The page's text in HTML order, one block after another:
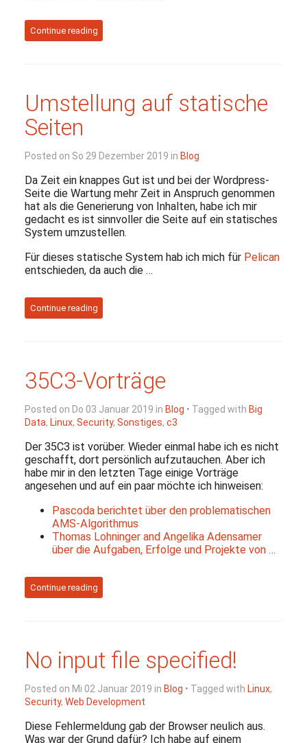
Continue reading
Umstellung auf statische
Seiten
Posted on So 29 Dezember 2019 in Blog
Da Zeit ein knappes Gut ist und bei der Wordpress-
Seite die Wartung mehr Zeit in Anspruch genommen
hat als die Generierung von Inhalten, habe ich mir
gedacht es ist sinnvoller die Seite auf ein statisches
System umzustellen.
Für dieses statische System hab ich mich für Pelican
entschieden, da auch die …
Continue reading
35C3-Vorträge
Posted on Do 03 Januar 2019 in Blog • Tagged with Big
Data, Linux, Security, Sonstiges, c3
Der 35C3 ist vorüber. Wieder einmal habe ich es nicht
geschafft, dort persönlich aufzutauchen. Aber ich
habe mir in den letzten Tage einige Vorträge
angesehen und auf ein paar möchte ich hinweisen:
Pascoda berichtet über den problematischen
AMS-Algorithmus
Thomas Lohninger and Angelika Adensamer
über die Aufgaben, Erfolge und Projekte von …
Continue reading
No input file specified!
Posted on Mi 02 Januar 2019 in Blog • Tagged with Linux,
Security, Web Development
Diese Fehlermeldung gab der Browser neulich aus.
Was war der Grund dafür? Ich habe auf einem